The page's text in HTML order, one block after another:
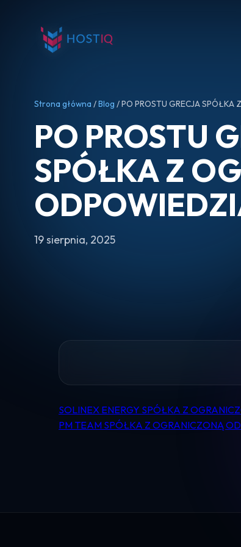
Strona główna /Blog / PO PROSTU GRECJA SPÓŁKA
PO PROSTU
SPÓŁKA Z
19 sierpnia, 2025
Nawigacja
SOLINEX ENERGY SPÓŁKA Z
PM TEAM SPÓŁKA Z OGRANICZONĄ